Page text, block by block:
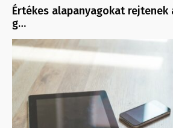
Értékes alapanyagokat
g…